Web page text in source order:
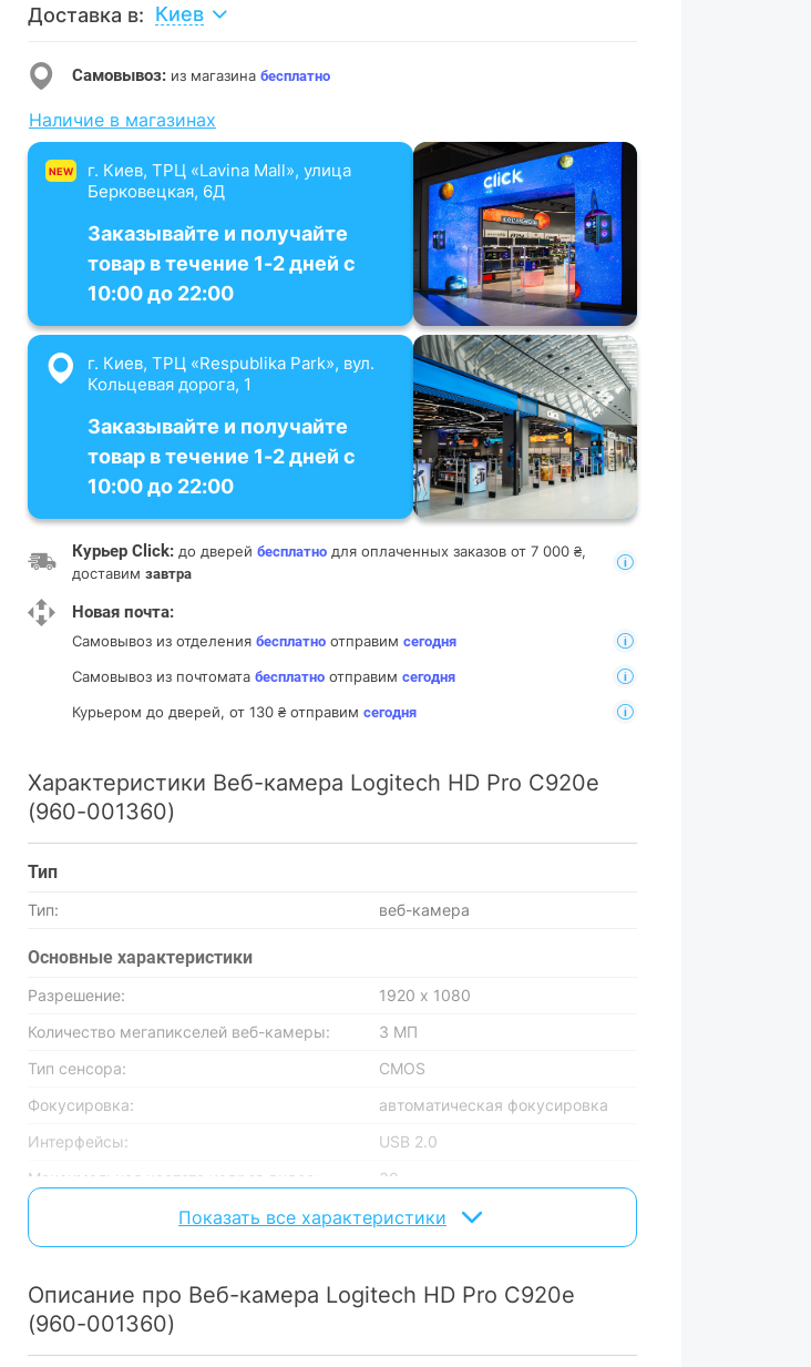
Доставка в: Киев
Самовывоз: из магазина бесплатно
Наличие в магазинах
NEW
г. Киев, ТРЦ «Lavina Mall», улица
Берковецкая, 6Д
Заказывайте и получайте
товар в течение 1-2 дней с
10:00 до 22:00
г. Киев, ТРЦ «Respublika Park», вул.
Кольцевая дорога, 1
Заказывайте и получайте
товар в течение 1-2 дней с
10:00 до 22:00
Курьер Click: до дверей бесплатно для оплаченных заказов от 7 000 ₴,
доставим завтра
Новая почта:
Самовывоз из отделения бесплатно отправим сегодня
Самовывоз из почтомата бесплатно отправим сегодня
Курьером до дверей, от 130 ₴ отправим сегодня
Характеристики Веб-камера Logitech HD Pro C920e
(960-001360)
Тип
Тип: веб-камера
Основные характеристики
Разрешение:
1920 х 1080
Количество мегапикселей веб-камеры:
3 МП
Тип сенсора:
CMOS
Фокусировка:
автоматическая фокусировка
Интерфейсы:
USB 2.0
Максимальная частота кадров видео:
30
78°
Крепление:
прищепка + на штативе
Питание:
USB
Совместимость
Показать все характеристики
Описание про Веб-камера Logitech HD Pro C920e
(960-001360)